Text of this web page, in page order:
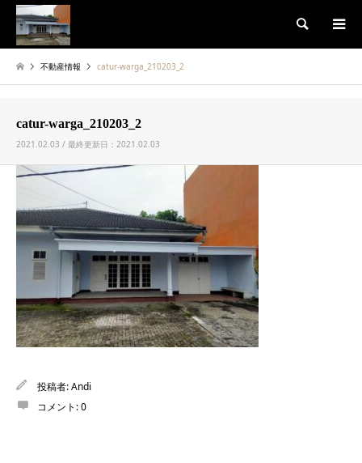
検索
不動産情報 catur-warga_210203_2
catur-warga_210203_2
2021.02.03 / 最終更新日：2021.02.03
投稿者:Andi
コメント:0